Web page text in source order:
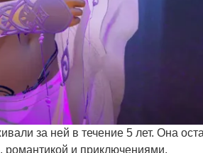
за ней в течение 5 лет. Она
романтикой и приключениями.